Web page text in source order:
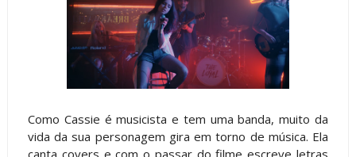
Como Cassie é musicista e tem uma banda, muito da
vida da sua personagem gira em torno de música. Ela
canta covers e com o passar do filme escreve letras